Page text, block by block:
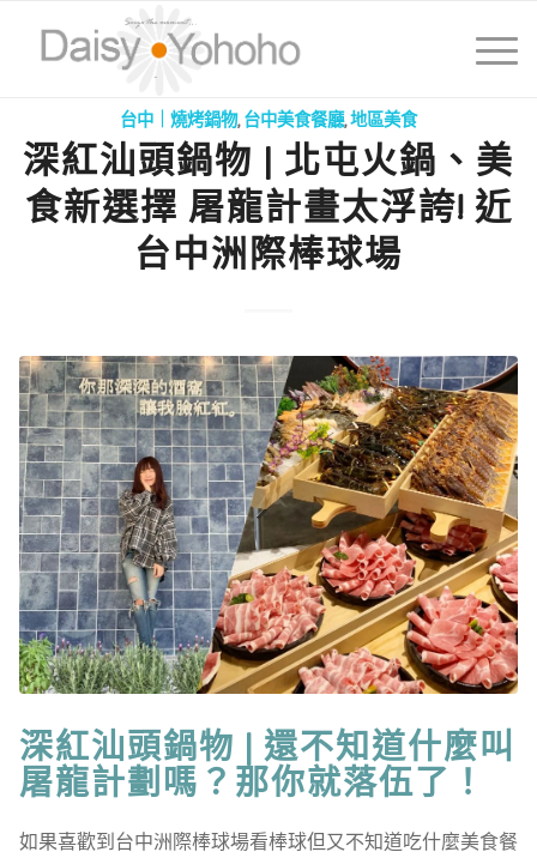
台中｜燒烤鍋物,台中美食餐廳,地區美食
深紅汕頭鍋物 | 北屯火鍋、美
食新選擇 屠龍計畫太浮誇! 近
台中洲際棒球場
深紅汕頭鍋物 | 還不知道什麼叫
屠龍計劃嗎？那你就落伍了！
如果喜歡到台中洲際棒球場看棒球但又不知道吃什麼美食餐